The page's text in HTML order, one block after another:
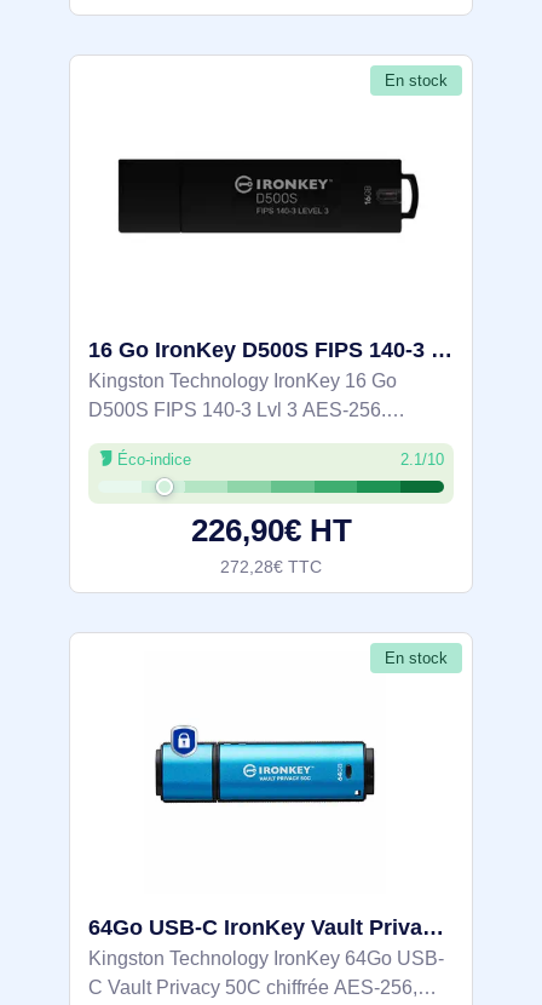
En stock
16 Go IronKey D500S FIPS 140-3 Lvl 3 AES-256 - IKD500S/16GB
Kingston Technology IronKey 16 Go
D500S FIPS 140-3 Lvl 3 AES-256.
Capacité: 16 Go, Interface de l'appareil:
USB Type-A, Version USB: 3.2 Gen 1 (3.1
Gen 1), Vitesse de lecture: 260 Mo/s,
Éco-indice 2.1/10
226,90€ HT
272,28€ TTC
En stock
64Go USB-C IronKey Vault Privacy 50C chiffrée AES-256, FIPS 197 - IKVP50C/64GB
Kingston Technology IronKey 64Go USB-
C Vault Privacy 50C chiffrée AES-256,